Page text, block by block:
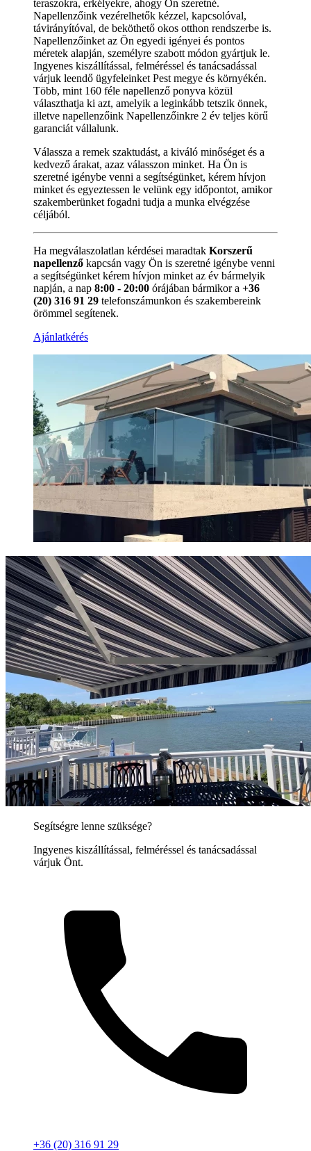
teraszokra, erkélyekre, ahogy Ön szeretné.
Napellenzőink vezérelhetők kézzel, kapcsolóval,
távirányítóval, de beköthető okos otthon rendszerbe is.
Napellenzőinket az Ön egyedi igényei és pontos
méretek alapján, személyre szabott módon gyártjuk le.
Ingyenes kiszállítással, felméréssel és tanácsadással
várjuk leendő ügyfeleinket Pest megye és környékén.
Több, mint 160 féle napellenző ponyva közül
választhatja ki azt, amelyik a leginkább tetszik önnek,
illetve napellenzőink Napellenzőinkre 2 év teljes körű
garanciát vállalunk.
Válassza a remek szaktudást, a kiváló minőséget és a
kedvező árakat, azaz válasszon minket. Ha Ön is
szeretné igénybe venni a segítségünket, kérem hívjon
minket és egyeztessen le velünk egy időpontot, amikor
szakemberünket fogadni tudja a munka elvégzése
céljából.
Ha megválaszolatlan kérdései maradtak Korszerű
napellenző kapcsán vagy Ön is szeretné igénybe venni
a segítségünket kérem hívjon minket az év bármelyik
napján, a nap 8:00 - 20:00 órájában bármikor a +36
(20) 316 91 29 telefonszámunkon és szakembereink
örömmel segítenek.
Ajánlatkérés
Segítségre lenne szüksége?
Ingyenes kiszállítással, felméréssel és tanácsadással
várjuk Önt.
+36 (20) 316 91 29